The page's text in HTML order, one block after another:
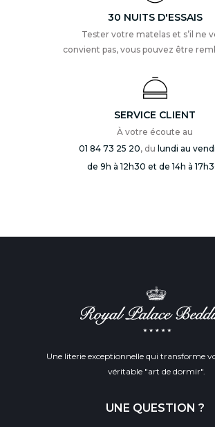
30 NUITS D'ESSAIS
Tester votre matelas et s’il ne
convient pas, vous pouvez être
SERVICE CLIENT
À votre écoute au
01 84 73 25 20, du lundi au
de 9h à 12h30 et de 14h à
Une literie exceptionnelle qui transforme
véritable "art de dormir".
UNE QUESTION ?